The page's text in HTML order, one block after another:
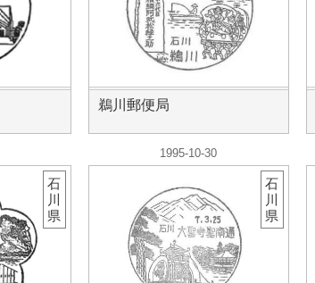
鵜川郵便局
石
川
県
1995-10-30
石
川
県